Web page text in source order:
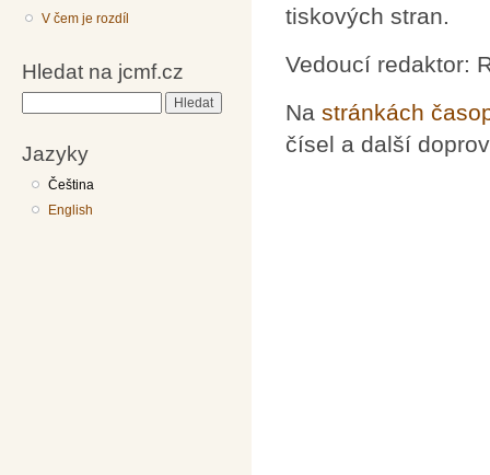
V čem je rozdíl
Hledat na jcmf.cz
Jazyky
Čeština
English
tiskových stran.
Vedoucí redaktor:
Nastránkách
čísel a další